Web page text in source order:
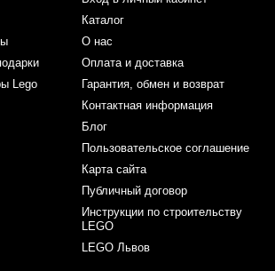
Lego
Каталог
О нас
Оплата и доставка
Гарантия, обмен и возврат
Контактная информация
Блог
Пользовательское соглашение
Карта сайта
Публичный договор
Инструкции по строительству
LEGO
LEGO Львов